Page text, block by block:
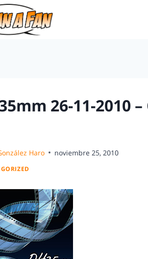
26-11-2010
Haro noviembre 25, 2010